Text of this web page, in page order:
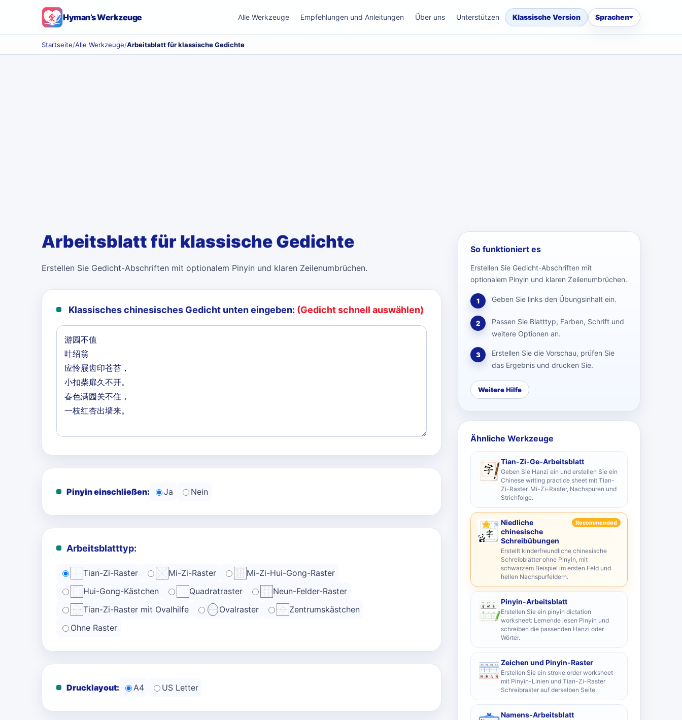
Hyman’s Werkzeuge Alle Werkzeuge Empfehlungen und Anleitungen Über uns Unterstützen Klassische Version Sprachen
Startseite/Alle Werkzeuge/Arbeitsblatt für klassische Gedichte
Arbeitsblatt für klassische Gedichte
Erstellen Sie Gedicht-Abschriften mit optionalem Pinyin und klaren Zeilenumbrüchen.
Klassisches chinesisches Gedicht unten eingeben: (Gedicht schnell auswählen)
Pinyin einschließen: Ja Nein
Arbeitsblatttyp:
Tian-Zi-Raster Mi-Zi-Raster
Mi-Zi-Hui-Gong-Raster
Hui-Gong-Kästchen
Quadratraster
Neun-Felder-Raster
Tian-Zi-Raster mit Ovalhilfe
Ovalraster
Zentrumskästchen
Ohne Raster
Drucklayout: A4 US Letter
So funktioniert es
Erstellen Sie Gedicht-Abschriften mit
optionalem Pinyin und klaren Zeilenumbrüchen.
1 Geben Sie links den Übungsinhalt ein.
2
Passen Sie Blatttyp, Farben, Schrift und
weitere Optionen an.
3
Erstellen Sie die Vorschau, prüfen Sie
das Ergebnis und drucken Sie.
Weitere Hilfe
Ähnliche Werkzeuge
Tian-Zi-Ge-Arbeitsblatt
Geben Sie Hanzi ein und erstellen Sie ein
Chinese writing practice sheet mit Tian-
Zi-Raster, Mi-Zi-Raster, Nachspuren und
Strichfolge.
Niedliche
chinesische
Schreibübungen
Recommended
Erstellt kinderfreundliche chinesische
Schreibblätter ohne Pinyin, mit
schwarzem Beispiel im ersten Feld und
hellen Nachspurfeldern.
Pinyin-Arbeitsblatt
Erstellen Sie ein pinyin dictation
worksheet: Lernende lesen Pinyin und
schreiben die passenden Hanzi oder
Wörter.
Zeichen und Pinyin-Raster
Erstellen Sie ein stroke order worksheet
mit Pinyin-Linien und Tian-Zi-Raster
Schreibraster auf derselben Seite.
Namens-Arbeitsblatt